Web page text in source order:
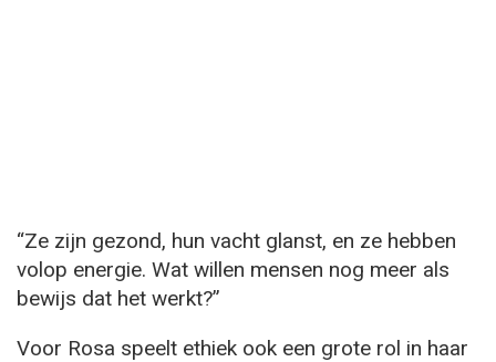
“Ze zijn gezond, hun vacht glanst, en ze hebben
volop energie. Wat willen mensen nog meer als
bewijs dat het werkt?”
Voor Rosa speelt ethiek ook een grote rol in haar